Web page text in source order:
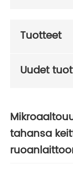
Tuotteet
Uudet
tahansa